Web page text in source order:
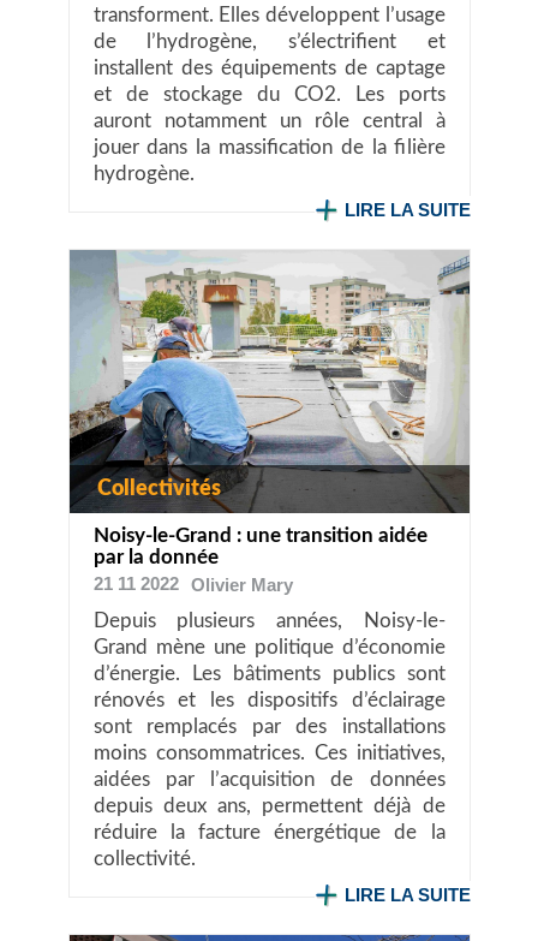
transforment. Elles développent l’usage
de l’hydrogène, s’électrifient et
installent des équipements de captage
et de stockage du CO2. Les ports
auront notamment un rôle central à
jouer dans la massification de la filière
hydrogène.
LIRE LA SUITE
Collectivités
Noisy-le-Grand : une transition aidée
par la donnée
21 11 2022
Olivier Mary
Depuis plusieurs années, Noisy-le-
Grand mène une politique d’économie
d’énergie. Les bâtiments publics sont
rénovés et les dispositifs d’éclairage
sont remplacés par des installations
moins consommatrices. Ces initiatives,
aidées par l’acquisition de données
depuis deux ans, permettent déjà de
réduire la facture énergétique de la
collectivité.
LIRE LA SUITE